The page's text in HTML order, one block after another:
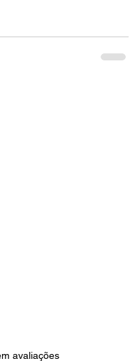
estrelas.
avaliações